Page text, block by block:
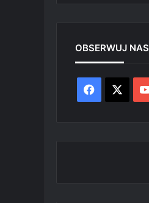
OBSERWUJ NAS
Facebook